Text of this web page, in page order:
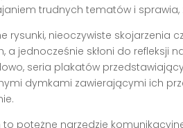
trudnych tematów i
rysunki, nieoczywiste skojarzenia
a jednocześnie skłoni do refleksji
seria plakatów
dymkami zawierającymi ich
to potężne narzędzie